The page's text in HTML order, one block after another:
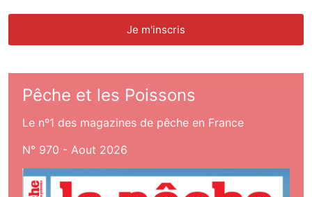
Pêche et les Poissons
Le nº1 des magazines de pêche en France
N° 970 - Aout 2026